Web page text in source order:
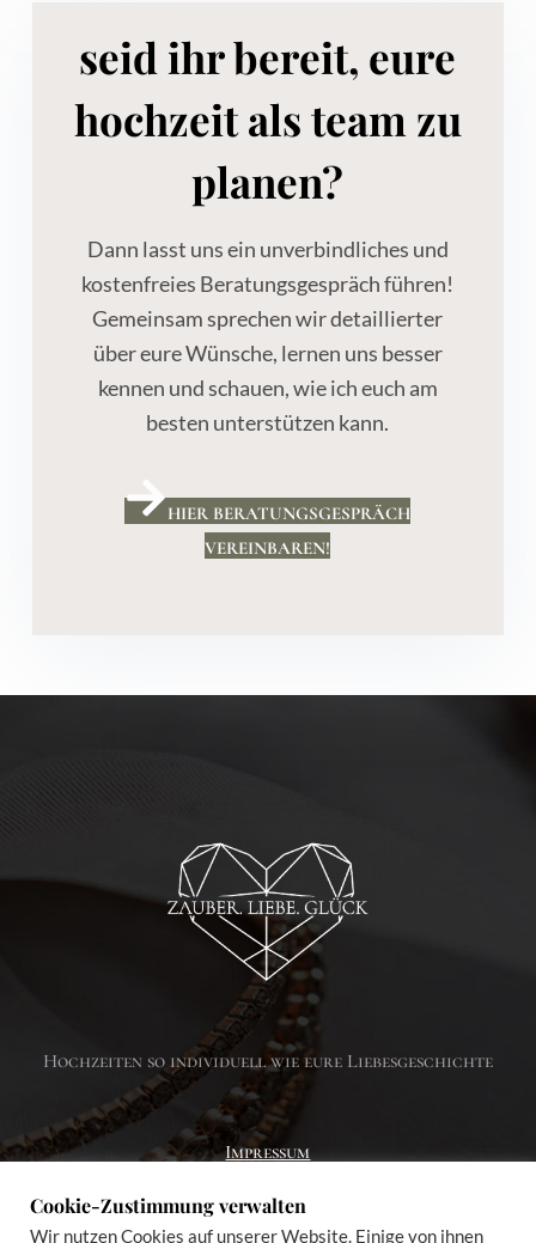
seid ihr bereit, eure
hochzeit als team zu
planen?
Dann lasst uns ein unverbindliches und
kostenfreies Beratungsgespräch führen!
Gemeinsam sprechen wir detaillierter
über eure Wünsche, lernen uns besser
kennen und schauen, wie ich euch am
besten unterstützen kann.
HIER BERATUNGSGESPRÄCH
VEREINBAREN!
Hochzeiten so individuell wie eure Liebesgeschichte
Impressum
Datenschutzerklärung
Cookie-Zustimmung verwalten
Wir nutzen Cookies auf unserer Website. Einige von ihnen